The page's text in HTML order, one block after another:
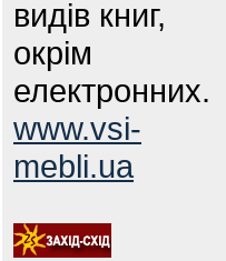
видів книг,
окрім
електронних.
www.vsi-
mebli.ua